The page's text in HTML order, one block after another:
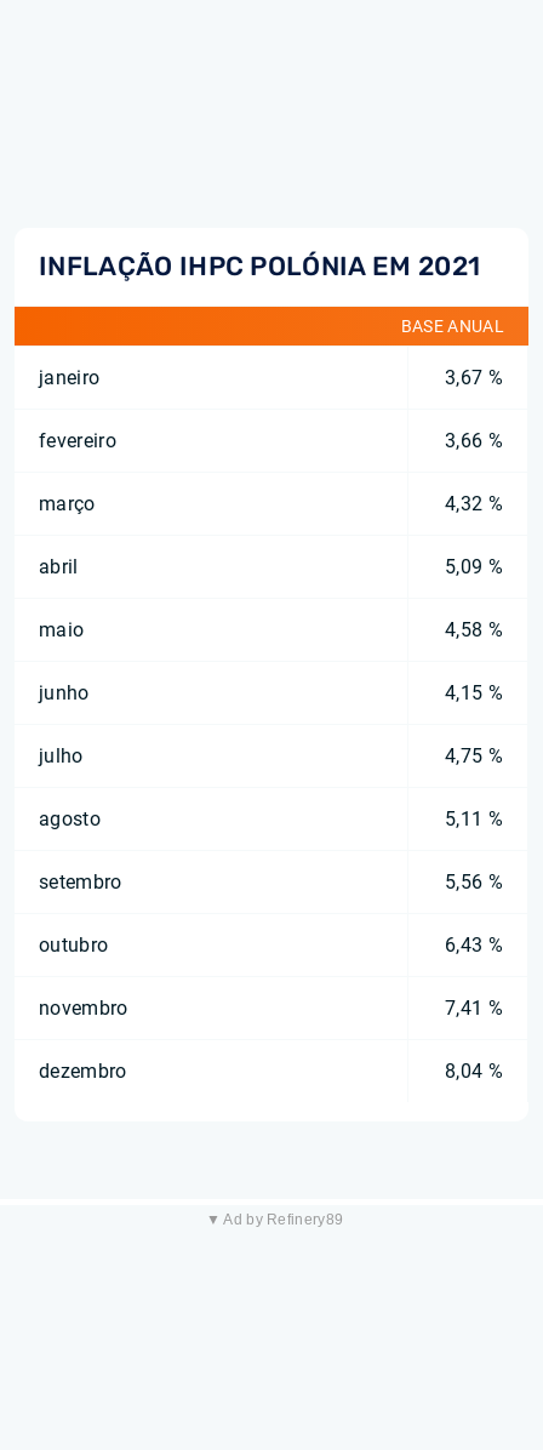
INFLAÇÃO IHPC POLÓNIA EM 2021
BASE ANUAL
janeiro 3,67 %
fevereiro 3,66 %
março 4,32 %
abril 5,09 %
maio 4,58 %
junho 4,15 %
julho 4,75 %
agosto 5,11 %
setembro 5,56 %
outubro 6,43 %
novembro 7,41 %
dezembro 8,04 %
▼ Ad by Refinery89